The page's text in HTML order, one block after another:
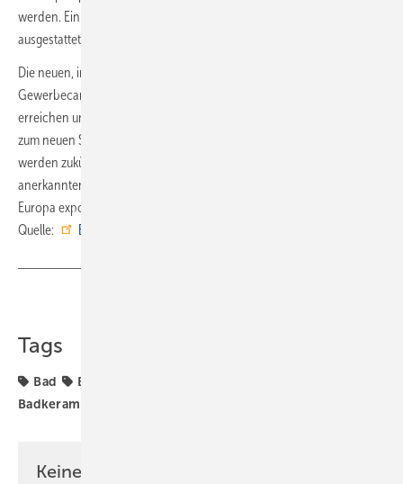
werden. Ein Konferenzraum wurde bereits mit der E.C.A.-Technologie
ausgestattet.
Die neuen, im Industrieloft-Charakter gehaltenen Räumlichkeiten im
Gewerbecampus K10 sind gut von den umliegenden Autobahnen zu
erreichen und verfügen über eigene Parkplätze. In unmittelbarer Nähe
zum neuen Standort steht auch das neue Zentrallager: Von hier aus
werden zukünftig die Produkte des Mutterkonzerns und international
anerkannten Traditionsunternehmens Elginkan Group nach ganz
Europa exportiert.
Quelle:
E.C.A. Germany
Tags
Bad Badarmatur
Badkeramik
Keine Zeit? Kein Problem mit dem SBZ